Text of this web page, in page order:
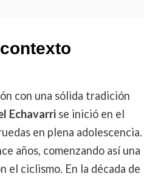
con una sólida tradición
Echavarrise inició en el
en plena adolescencia.
años, comenzando así una
el ciclismo. En la década de